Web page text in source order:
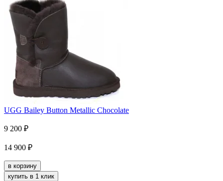
UGG Bailey Button Metallic Chocolate
9 200 ₽
14 900 ₽
в корзину
купить в 1 клик